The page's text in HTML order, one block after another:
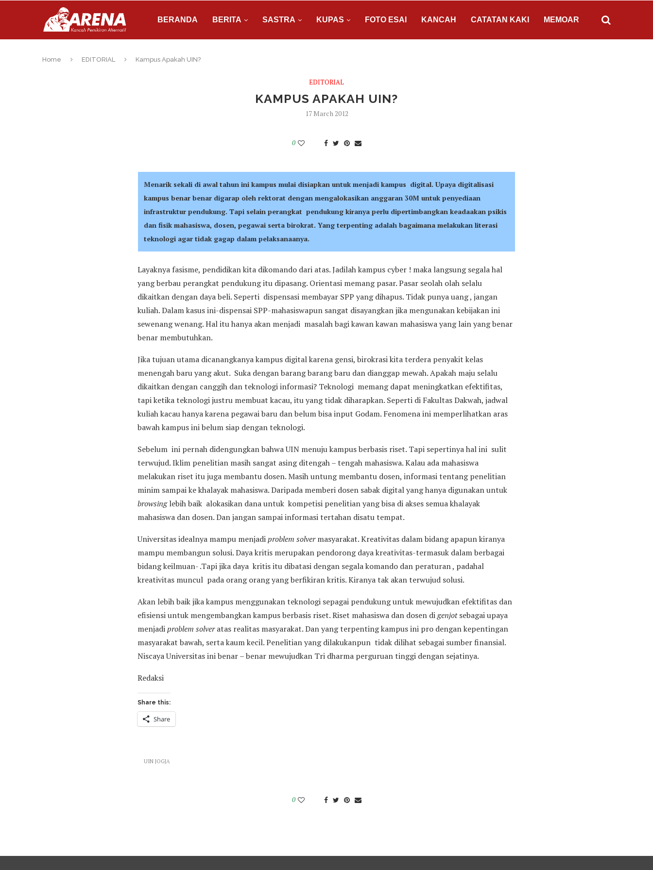
BERANDA BERITA SASTRA KUPAS FOTO ESAI KANCAH CATATAN KAKI MEMOAR
Home EDITORIAL Kampus Apakah UIN?
EDITORIAL
KAMPUS APAKAH UIN?
17 March 2012
0
Menarik sekali di awal tahun ini kampus mulai disiapkan untuk menjadi kampus digital. Upaya digitalisasi
kampus benar benar digarap oleh rektorat dengan mengalokasikan anggaran 30M untuk penyediaan
infrastruktur pendukung. Tapi selain perangkat pendukung kiranya perlu dipertimbangkan keadaakan psikis
dan fisik mahasiswa, dosen, pegawai serta birokrat. Yang terpenting adalah bagaimana melakukan literasi
teknologi agar tidak gagap dalam pelaksanaanya.
Layaknya fasisme, pendidikan kita dikomando dari atas. Jadilah kampus cyber ! maka langsung segala hal
yang berbau perangkat pendukung itu dipasang. Orientasi memang pasar. Pasar seolah olah selalu
dikaitkan dengan daya beli. Seperti dispensasi membayar SPP yang dihapus. Tidak punya uang , jangan
kuliah. Dalam kasus ini-dispensai SPP-mahasiswapun sangat disayangkan jika mengunakan kebijakan ini
sewenang wenang. Hal itu hanya akan menjadi masalah bagi kawan kawan mahasiswa yang lain yang benar
benar membutuhkan.
Jika tujuan utama dicanangkanya kampus digital karena gensi, birokrasi kita terdera penyakit kelas
menengah baru yang akut. Suka dengan barang barang baru dan dianggap mewah. Apakah maju selalu
dikaitkan dengan canggih dan teknologi informasi? Teknologi memang dapat meningkatkan efektifitas,
tapi ketika teknologi justru membuat kacau, itu yang tidak diharapkan. Seperti di Fakultas Dakwah, jadwal
kuliah kacau hanya karena pegawai baru dan belum bisa input Godam. Fenomena ini memperlihatkan aras
bawah kampus ini belum siap dengan teknologi.
Sebelum ini pernah didengungkan bahwa UIN menuju kampus berbasis riset. Tapi sepertinya hal ini sulit
terwujud. Iklim penelitian masih sangat asing ditengah – tengah mahasiswa. Kalau ada mahasiswa
melakukan riset itu juga membantu dosen. Masih untung membantu dosen, informasi tentang penelitian
minim sampai ke khalayak mahasiswa. Daripada memberi dosen sabak digital yang hanya digunakan untuk
browsinglebih baik alokasikan dana untuk kompetisi penelitian yang bisa di akses semua khalayak
mahasiswa dan dosen. Dan jangan sampai informasi tertahan disatu tempat.
Universitas idealnya mampu menjadiproblem solvermasyarakat. Kreativitas dalam bidang apapun kiranya
mampu membangun solusi. Daya kritis merupakan pendorong daya kreativitas-termasuk dalam berbagai
bidang keilmuan- .Tapi jika daya kritis itu dibatasi dengan segala komando dan peraturan , padahal
kreativitas muncul pada orang orang yang berfikiran kritis. Kiranya tak akan terwujud solusi.
Akan lebih baik jika kampus menggunakan teknologi sepagai pendukung untuk mewujudkan efektifitas dan
efisiensi untuk mengembangkan kampus berbasis riset. Riset mahasiswa dan dosen digenjotsebagai upaya
menjadiproblem solveratas realitas masyarakat. Dan yang terpenting kampus ini pro dengan kepentingan
masyarakat bawah, serta kaum kecil. Penelitian yang dilakukanpun tidak dilihat sebagai sumber finansial.
Niscaya Universitas ini benar – benar mewujudkan Tri dharma perguruan tinggi dengan sejatinya.
Redaksi
Share this:
Share
UIN JOGJA
0